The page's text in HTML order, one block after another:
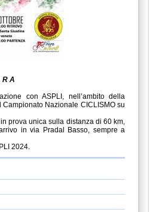
R A
con ASPLI, nell’ambito della
Campionato Nazionale CICLISMO su
prova unica sulla distanza di 60 km,
in via Pradal Basso, sempre a
2024.